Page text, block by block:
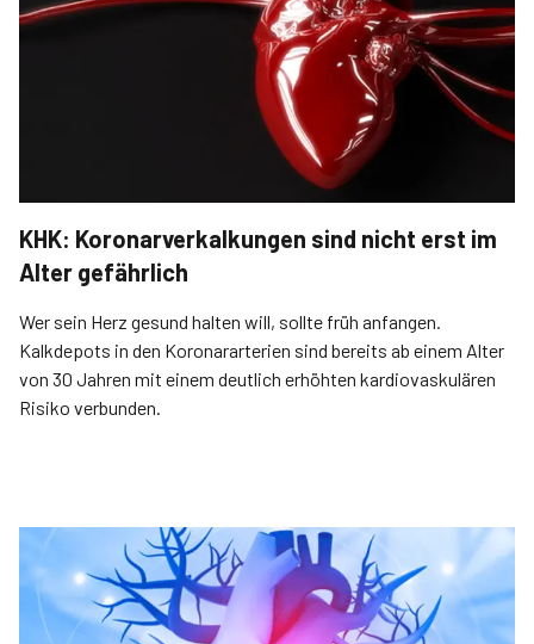
KHK: Koronarverkalkungen sind nicht erst im
Alter gefährlich
Wer sein Herz gesund halten will, sollte früh anfangen.
Kalkdepots in den Koronararterien sind bereits ab einem Alter
von 30 Jahren mit einem deutlich erhöhten kardiovaskulären
Risiko verbunden.